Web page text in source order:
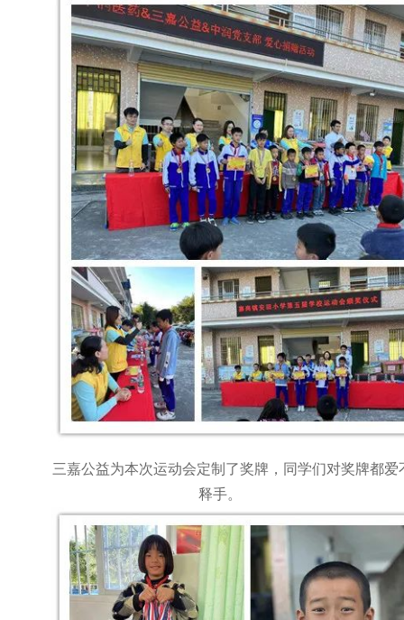
三嘉公益为本次运动会定制了奖牌，同学们对奖牌都爱
释手。